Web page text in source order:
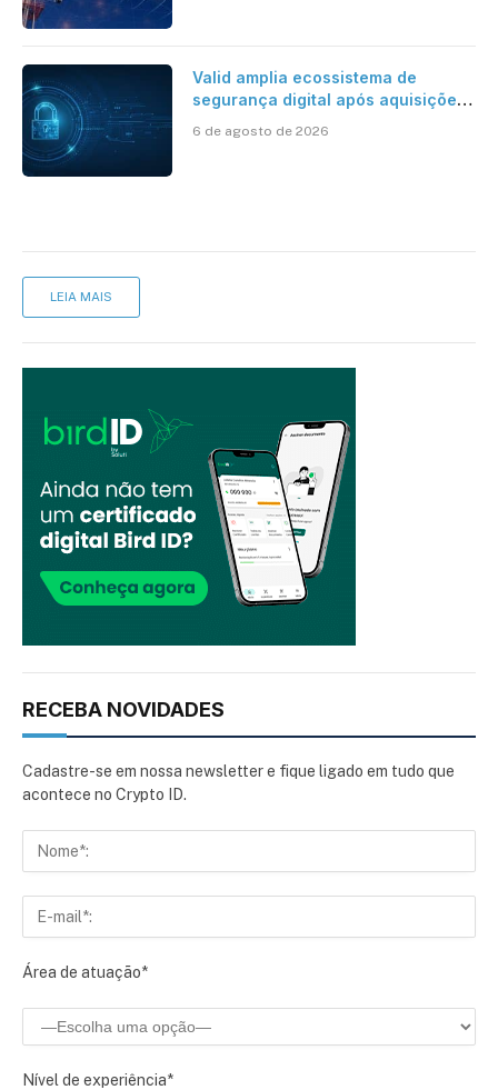
Valid amplia ecossistema de
segurança digital após aquisições
6 de agosto de 2026
LEIA MAIS
RECEBA NOVIDADES
Cadastre-se em nossa newsletter e fique ligado em tudo que
acontece no Crypto ID.
Área de atuação*
Nível de experiência*